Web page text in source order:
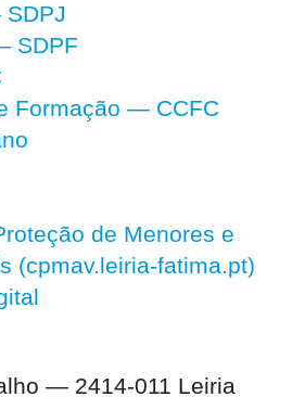
SDPF
Formação — CCFC
de Menores e
(cpmav.leiria-fatima.pt)
— 2414-011 Leiria